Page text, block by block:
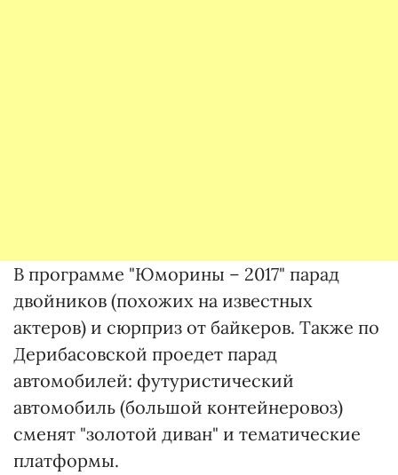
В программе "Юморины – 2017" парад
двойников (похожих на известных
актеров) и сюрприз от байкеров. Также по
Дерибасовской проедет парад
автомобилей: футуристический
автомобиль (большой контейнеровоз)
сменят "золотой диван" и тематические
платформы.